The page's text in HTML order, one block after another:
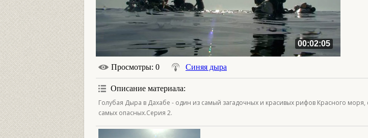
00:02:05
Просмотры: 0 Синяя дыра
Описание материала:
Голубая Дыра в Дахабе - один из самый загадочных и красивых рифов Красного
самых опасных.Серия 2.